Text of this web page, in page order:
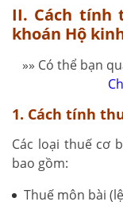
II. Cách tính
khoán Hộ
»» Có thể bạn
1. Cách tính
Các loại thuế cơ
bao gồm:
Thuế môn bài